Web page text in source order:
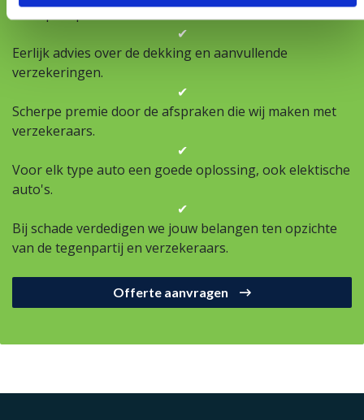
✔
Eerlijk advies over de dekking en aanvullende
verzekeringen.
✔
Scherpe premie door de afspraken die wij maken met
verzekeraars.
✔
Voor elk type auto een goede oplossing, ook elektische
auto's.
✔
Bij schade verdedigen we jouw belangen ten opzichte
van de tegenpartij en verzekeraars.
Offerte aanvragen